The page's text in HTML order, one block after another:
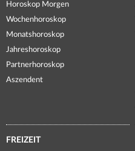
Horoskop Morgen
Wochenhoroskop
Monatshoroskop
Jahreshoroskop
Partnerhoroskop
Aszendent
FREIZEIT